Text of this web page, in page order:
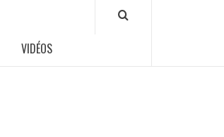
VIDÉOS